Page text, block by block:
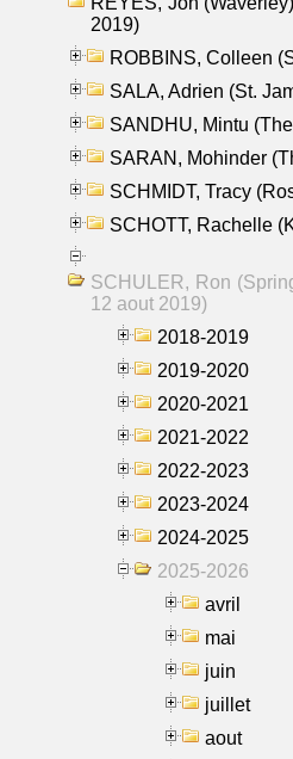
2019)
ROBBINS, Colleen
SALA, Adrien (St.
SANDHU, Mintu
SARAN, Mohinder
SCHMIDT, Tracy
SCHOTT, Rachelle
SCHULER, Ron
12 aout 2019)
2018-2019
2019-2020
2020-2021
2021-2022
2022-2023
2023-2024
2024-2025
2025-2026
avril
mai
juin
juillet
aout